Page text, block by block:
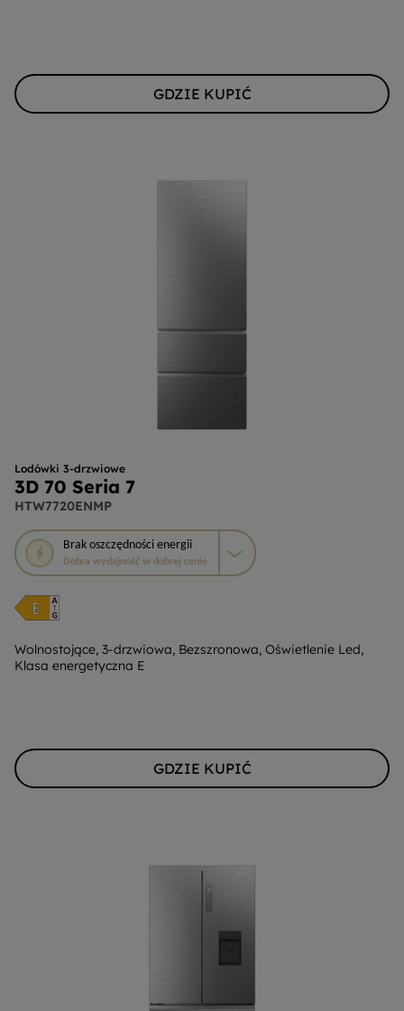
GDZIE KUPIĆ
Lodówki 3-drzwiowe
3D 70 Seria 7
HTW7720ENMP
Brak oszczędności energii
Dobra wydajność w dobrej cenie
To
działanie
otworzy
narzędzie
do
energii
Youreko.
Wolnostojące, 3-drzwiowa, Bezszronowa, Oświetlenie Led,
Klasa energetyczna E
GDZIE KUPIĆ